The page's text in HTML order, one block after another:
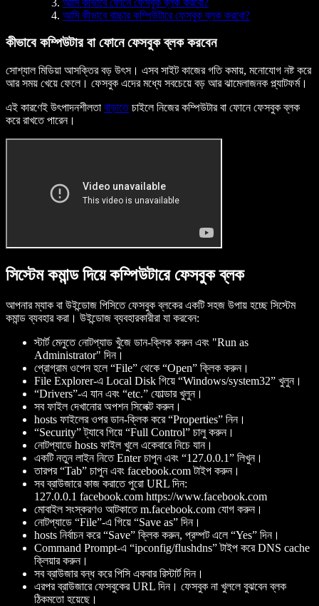
আমি কীভাবে বাচ্চার কম্পিউটারে ফেসবুক ব্লক করবো?
কীভাবে কম্পিউটার বা ফোনে ফেসবুক ব্লক করবেন
সোশ্যাল মিডিয়া আসক্তির বড় উৎস। এসব সাইট কাজের গতি কমায়, মনোযোগ নষ্ট করে
আর সময় খেয়ে ফেলে। ফেসবুক এদের মধ্যে সবচেয়ে বড় আর ঝামেলাজনক প্ল্যাটফর্ম।
এই কারণেই উৎপাদনশীলতা বাড়াতেচাইলে নিজের কম্পিউটার বা ফোনে ফেসবুক ব্লক
করে রাখতে পারেন।
সিস্টেম কমান্ড দিয়ে কম্পিউটারে ফেসবুক ব্লক
আপনার ম্যাক বা উইন্ডোজ পিসিতে ফেসবুক ব্লকের একটি সহজ উপায় হচ্ছে সিস্টেম
কমান্ড ব্যবহার করা। উইন্ডোজ ব্যবহারকারীরা যা করবেন:
স্টার্ট মেনুতে নোটপ্যাড খুঁজে ডান-ক্লিক করুন এবং "Run as
Administrator" দিন।
প্রোগ্রাম ওপেন হলে “File” থেকে “Open” ক্লিক করুন।
File Explorer-এ Local Disk গিয়ে “Windows/system32” খুলুন।
“Drivers”-এ যান এবং “etc.” ফোল্ডার খুলুন।
সব ফাইল দেখানোর অপশন সিলেক্ট করুন।
hosts ফাইলের ওপর ডান-ক্লিক করে “Properties” নিন।
“Security” ট্যাবে গিয়ে “Full Control” চালু করুন।
নোটপ্যাডে hosts ফাইল খুলে একেবারে নিচে যান।
একটি নতুন লাইন নিতে Enter চাপুন এবং “127.0.0.1” লিখুন।
তারপর “Tab” চাপুন এবং facebook.com টাইপ করুন।
সব ব্রাউজারে কাজ করাতে পুরো URL দিন:
127.0.0.1 facebook.com https://www.facebook.com
মোবাইল সংস্করণও আটকাতে m.facebook.com যোগ করুন।
নোটপ্যাডে “File”-এ গিয়ে “Save as” দিন।
hosts নির্বাচন করে “Save” ক্লিক করুন, প্রম্পট এলে “Yes” দিন।
Command Prompt-এ “ipconfig/flushdns” টাইপ করে DNS cache
ক্লিয়ার করুন।
সব ব্রাউজার বন্ধ করে পিসি একবার রিস্টার্ট দিন।
এরপর ব্রাউজারে ফেসবুকের URL দিন। ফেসবুক না খুললে বুঝবেন ব্লক
ঠিকমতো হয়েছে।